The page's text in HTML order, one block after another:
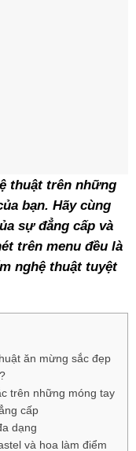
thuật trên những
bạn. Hãy cùng
sự đẳng cấp và
trên menu đều là
nghệ thuật tuyệt
ăn mừng sắc đẹp
trên những móng tay
cấp
dạng
và hoa làm điểm